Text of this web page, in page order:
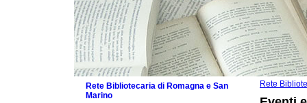
Rete
Rete Bibliotecaria di Romagna e San
Marino